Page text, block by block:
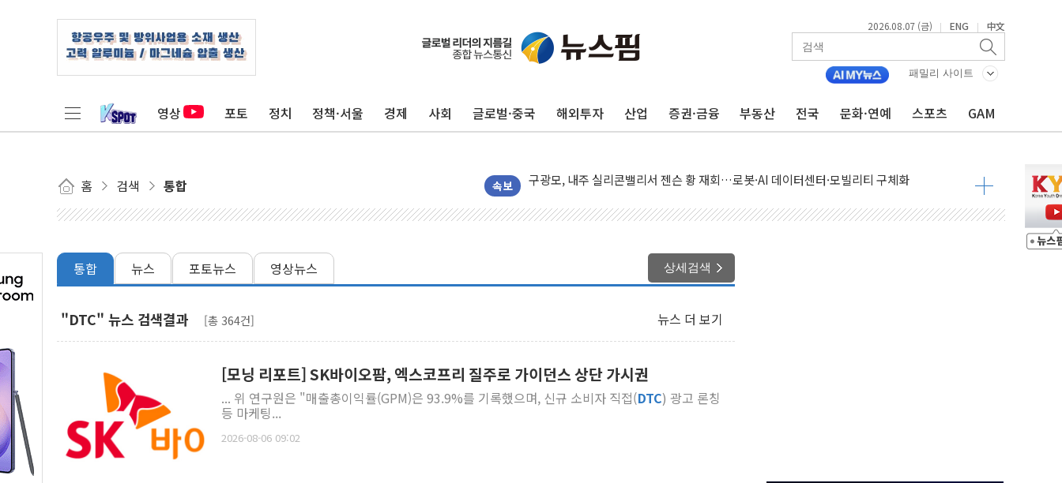
2026.08.07 (금) | ENG | 中文
패밀리 사이트
영상 포토 정치 정책·서울 경제 사회 글로벌·중국 해외투자 산업 증권·금융 부동산 전국 문화·연예 스포츠 GAM
홈 검색 통합 속보
유럽증시, 견조한 실적 소화하며 대부분 상승… "2분기 기업 순이익 21% 증가" 전망
리투아니아 국방 "러, 우크라 드론으로 나토 회원국 공격 검토… 거짓 깃발 작전"
뉴욕증시 개장 전 특징주...모더나·아이온큐·도어대시↑ VS 샌디스크·피그마·앱러빈↓
김정관 장관 "영업이익 N% 성과급 반대…상법·자본시장법 개정 논의"
청와대, 북한 단거리 탄도미사일 발사에 긴급 안보 점검회의
금값 7주 만에 최고…美 고용 둔화·호르무즈 재개방 기대에 강세
러, 1인칭시점 드론으로 우크라 민간인 '사파리' 공격… 시민들 공포감 극대화 전략
'월가의 황제' 다이먼 "금융시장 레버리지 위험수위…숨은 차입이 더 큰 변수"
양주 섬유염색공장서 화재 1명 중상…대응 1단계 진압 중
통합 뉴스 포토뉴스 영상뉴스 상세검색
"DTC" 뉴스 검색결과 [총 364건] 뉴스 더 보기
[모닝 리포트] SK바이오팜, 엑스코프리 질주로 가이던스 상단 가시권
... 위 연구원은 "매출총이익률(GPM)은 93.9%를 기록했으며, 신규 소비자 직접(DTC) 광고 론칭
등 마케팅...
2026-08-06 09:02